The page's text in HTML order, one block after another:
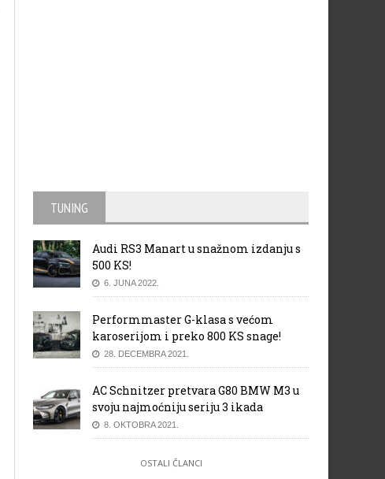
Kia EV6 krunisan kao Njemački
premium auto 2022. godine
Opel Vivaro kao kamper u
izvedbi „Alpincamper“
TUNING
Audi RS3 Manart u snažnom izdanju s
500 KS!
6. JUNA 2022.
Performmaster G-klasa s većom
karoserijom i preko 800 KS snage!
28. DECEMBRA 2021.
AC Schnitzer pretvara G80 BMW M3 u
svoju najmoćniju seriju 3 ikada
8. OKTOBRA 2021.
OSTALI ČLANCI